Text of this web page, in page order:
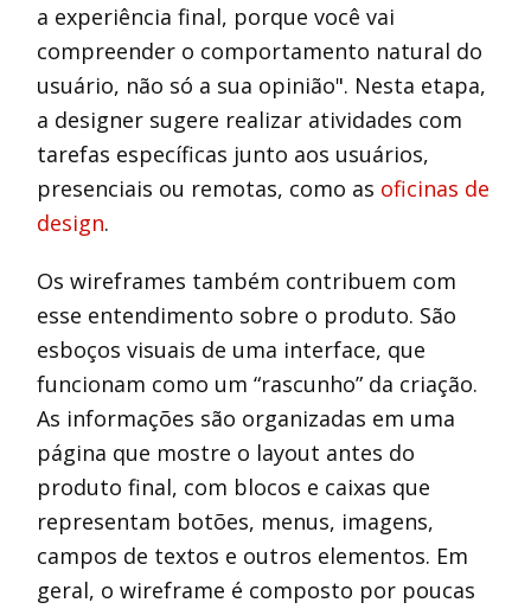
a experiência final, porque você vai
compreender o comportamento natural do
usuário, não só a sua opinião". Nesta etapa,
a designer sugere realizar atividades com
tarefas específicas junto aos usuários,
presenciais ou remotas, como as oficinas de
design.
Os wireframes também contribuem com
esse entendimento sobre o produto. São
esboços visuais de uma interface, que
funcionam como um “rascunho” da criação.
As informações são organizadas em uma
página que mostre o layout antes do
produto final, com blocos e caixas que
representam botões, menus, imagens,
campos de textos e outros elementos. Em
geral, o wireframe é composto por poucas